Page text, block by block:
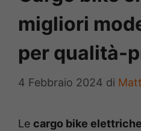
migliori
per qualità-
4 Febbraio 2024 di
Le cargo bike elettriche